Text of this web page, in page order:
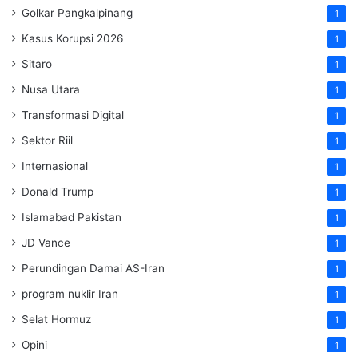
Golkar Pangkalpinang 1
Kasus Korupsi 2026 1
Sitaro 1
Nusa Utara 1
Transformasi Digital 1
Sektor Riil 1
Internasional 1
Donald Trump 1
Islamabad Pakistan 1
JD Vance 1
Perundingan Damai AS-Iran 1
program nuklir Iran 1
Selat Hormuz 1
Opini 1